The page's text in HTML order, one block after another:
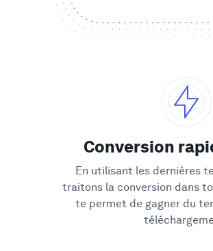
Conversion
En utilisant les dernières
traitons la conversion dans
te permet de gagner du